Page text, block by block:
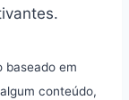
baseado em
conteúdo,